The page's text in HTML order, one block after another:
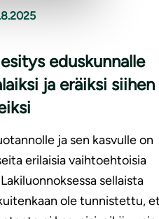
eduskunnalle
ja eräiksi siihen
ja sen kasvulle on
erilaisia vaihtoehtoisia
sellaista
ole tunnistettu,